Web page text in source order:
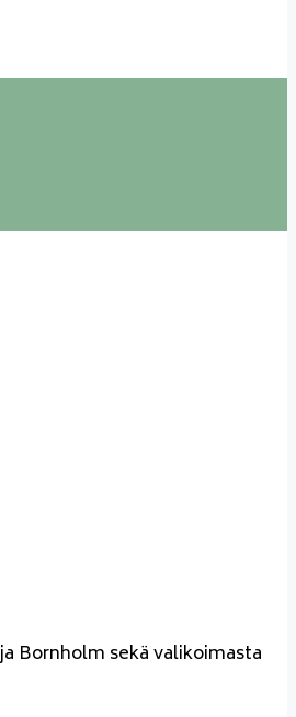
Bornholm sekä valikoimasta